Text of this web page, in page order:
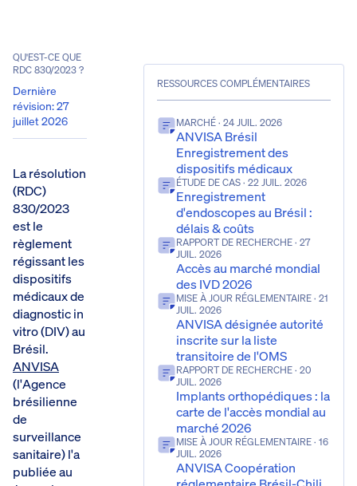
QU'EST-CE QUE
RDC 830/2023 ?
Dernière
révision:27
juillet 2026
La résolution
(RDC)
830/2023
est le
règlement
régissant les
dispositifs
médicaux de
diagnostic in
vitro (DIV) au
Brésil.
ANVISA
(l'Agence
brésilienne
de
surveillance
sanitaire) l'a
publiée au
RESSOURCES COMPLÉMENTAIRES
MARCHÉ· 24 JUIL. 2026
ANVISA Brésil
Enregistrement des
dispositifs médicaux
ÉTUDE DE CAS· 22 JUIL. 2026
Enregistrement
d'endoscopes au Brésil :
délais & coûts
RAPPORT DE RECHERCHE· 27
JUIL. 2026
Accès au marché mondial
des IVD 2026
MISE À JOUR RÉGLEMENTAIRE· 21
JUIL. 2026
ANVISA désignée autorité
inscrite sur la liste
transitoire de l'OMS
RAPPORT DE RECHERCHE· 20
JUIL. 2026
Implants orthopédiques : la
carte de l'accès mondial au
marché 2026
MISE À JOUR RÉGLEMENTAIRE· 16
JUIL. 2026
ANVISA Coopération